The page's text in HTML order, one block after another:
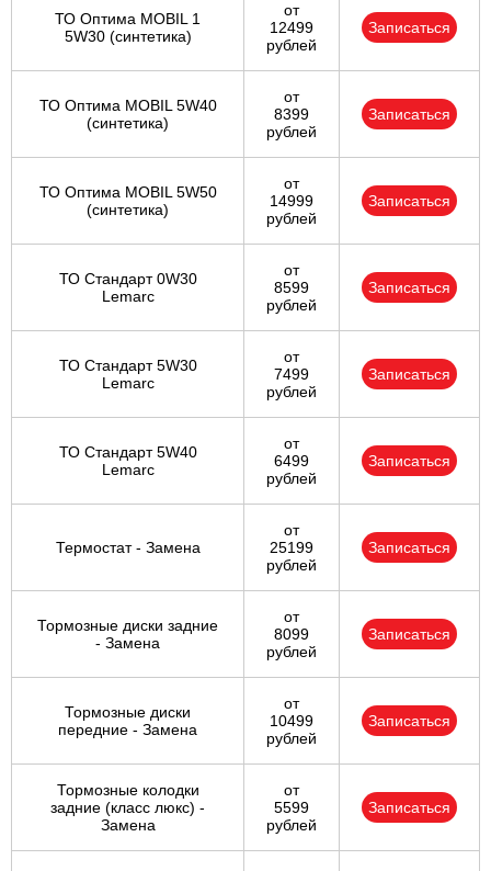
ТО Оптима MOBIL 1
5W30 (синтетика)
от
12499
рублей
Записаться
ТО Оптима MOBIL 5W40
(синтетика)
от
8399
рублей
Записаться
ТО Оптима MOBIL 5W50
(синтетика)
от
14999
рублей
Записаться
ТО Стандарт 0W30
Lemarc
от
8599
рублей
Записаться
ТО Стандарт 5W30
Lemarc
от
7499
рублей
Записаться
ТО Стандарт 5W40
Lemarc
от
6499
рублей
Записаться
Термостат - Замена
от
25199
рублей
Записаться
Тормозные диски задние
- Замена
от
8099
рублей
Записаться
Тормозные диски
передние - Замена
от
10499
рублей
Записаться
Тормозные колодки
задние (класс люкс) -
Замена
от
5599
рублей
Записаться